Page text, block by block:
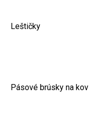
Leštičky
Pásové brúsky na kov